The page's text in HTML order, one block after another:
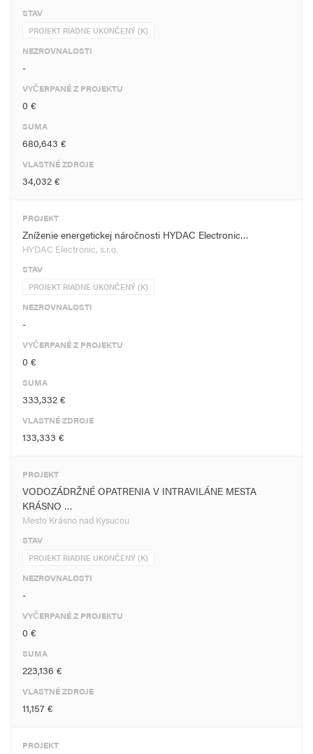
STAV
PROJEKT RIADNE UKONČENÝ (K)
NEZROVNALOSTI
-
VYČERPANÉ Z PROJEKTU
0 €
SUMA
680,643 €
VLASTNÉ ZDROJE
34,032 €
PROJEKT
Zníženie energetickej náročnosti HYDAC Electronic…
HYDAC Electronic, s.r.o.
STAV
PROJEKT RIADNE UKONČENÝ (K)
NEZROVNALOSTI
-
VYČERPANÉ Z PROJEKTU
0 €
SUMA
333,332 €
VLASTNÉ ZDROJE
133,333 €
PROJEKT
VODOZÁDRŽNÉ OPATRENIA V INTRAVILÁNE MESTA
KRÁSNO …
Mesto Krásno nad Kysucou
STAV
PROJEKT RIADNE UKONČENÝ (K)
NEZROVNALOSTI
-
VYČERPANÉ Z PROJEKTU
0 €
SUMA
223,136 €
VLASTNÉ ZDROJE
11,157 €
PROJEKT